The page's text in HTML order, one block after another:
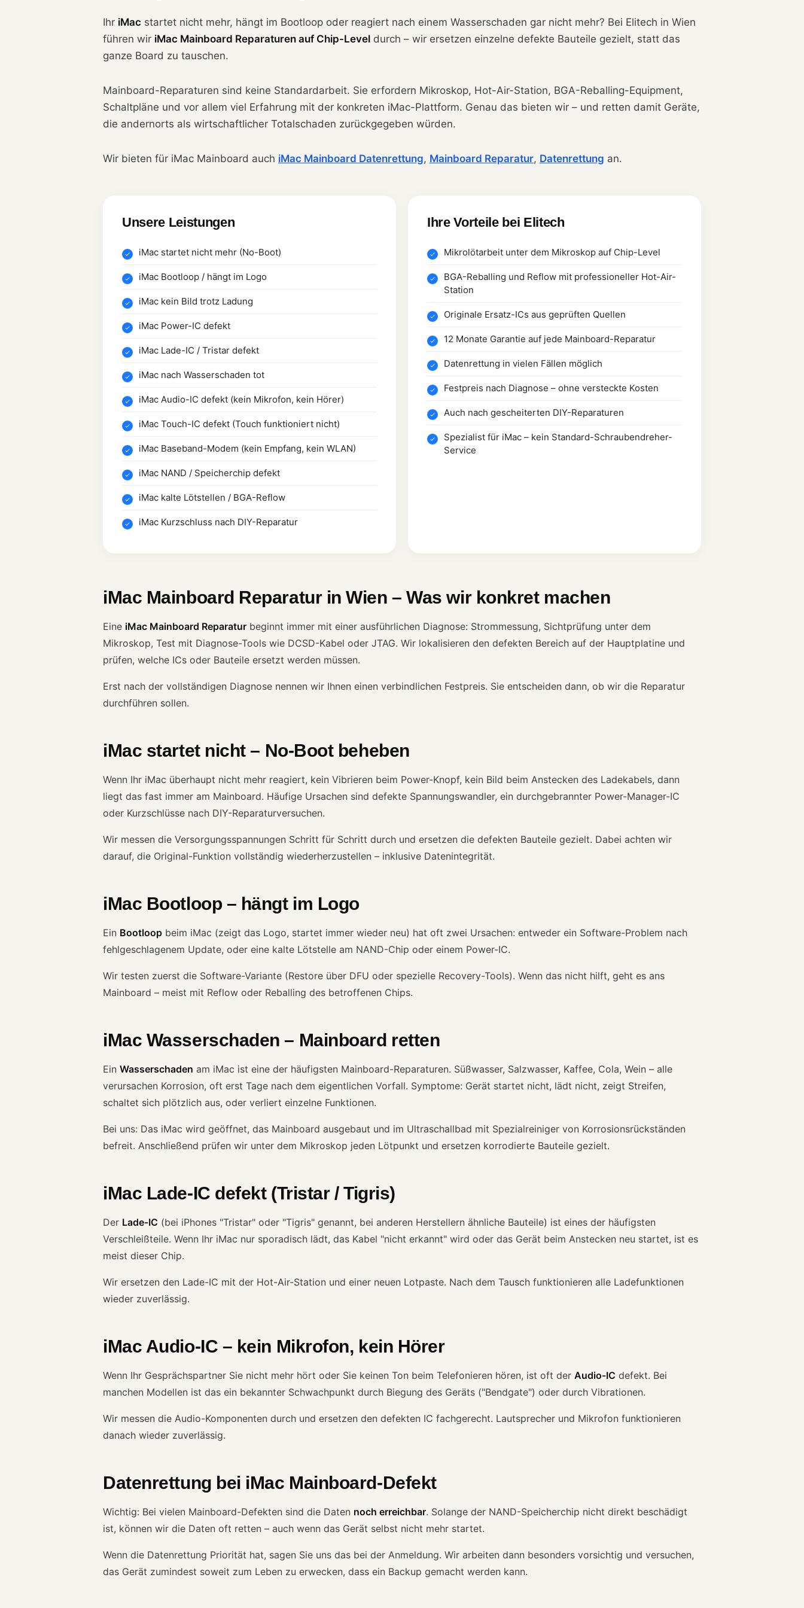
Ihr iMac startet nicht mehr, hängt im Bootloop oder reagiert nach einem Wasserschaden gar nicht mehr? Bei Elitech in Wien
führen wir iMac Mainboard Reparaturen auf Chip-Level durch – wir ersetzen einzelne defekte Bauteile gezielt, statt das
ganze Board zu tauschen.
Mainboard-Reparaturen sind keine Standardarbeit. Sie erfordern Mikroskop, Hot-Air-Station, BGA-Reballing-Equipment,
Schaltpläne und vor allem viel Erfahrung mit der konkreten iMac-Plattform. Genau das bieten wir – und retten damit Geräte,
die andernorts als wirtschaftlicher Totalschaden zurückgegeben würden.
Wir bieten für iMac Mainboard auch iMac Mainboard Datenrettung, Mainboard Reparatur, Datenrettung an.
Unsere Leistungen
iMac startet nicht mehr (No-Boot)
iMac Bootloop / hängt im Logo
iMac kein Bild trotz Ladung
iMac Power-IC defekt
iMac Lade-IC / Tristar defekt
iMac nach Wasserschaden tot
iMac Audio-IC defekt (kein Mikrofon, kein Hörer)
iMac Touch-IC defekt (Touch funktioniert nicht)
iMac Baseband-Modem (kein Empfang, kein WLAN)
iMac NAND / Speicherchip defekt
iMac kalte Lötstellen / BGA-Reflow
iMac Kurzschluss nach DIY-Reparatur
Ihre Vorteile bei Elitech
Mikrolötarbeit unter dem Mikroskop auf Chip-Level
BGA-Reballing und Reflow mit professioneller Hot-Air-
Station
Originale Ersatz-ICs aus geprüften Quellen
12 Monate Garantie auf jede Mainboard-Reparatur
Datenrettung in vielen Fällen möglich
Festpreis nach Diagnose – ohne versteckte Kosten
Auch nach gescheiterten DIY-Reparaturen
Spezialist für iMac – kein Standard-Schraubendreher-
Service
iMac Mainboard Reparatur in Wien – Was wir konkret machen
Eine iMac Mainboard Reparatur beginnt immer mit einer ausführlichen Diagnose: Strommessung, Sichtprüfung unter dem
Mikroskop, Test mit Diagnose-Tools wie DCSD-Kabel oder JTAG. Wir lokalisieren den defekten Bereich auf der Hauptplatine und
prüfen, welche ICs oder Bauteile ersetzt werden müssen.
Erst nach der vollständigen Diagnose nennen wir Ihnen einen verbindlichen Festpreis. Sie entscheiden dann, ob wir die Reparatur
durchführen sollen.
iMac startet nicht – No-Boot beheben
Wenn Ihr iMac überhaupt nicht mehr reagiert, kein Vibrieren beim Power-Knopf, kein Bild beim Anstecken des Ladekabels, dann
liegt das fast immer am Mainboard. Häufige Ursachen sind defekte Spannungswandler, ein durchgebrannter Power-Manager-IC
oder Kurzschlüsse nach DIY-Reparaturversuchen.
Wir messen die Versorgungsspannungen Schritt für Schritt durch und ersetzen die defekten Bauteile gezielt. Dabei achten wir
darauf, die Original-Funktion vollständig wiederherzustellen – inklusive Datenintegrität.
iMac Bootloop – hängt im Logo
Ein Bootloop beim iMac (zeigt das Logo, startet immer wieder neu) hat oft zwei Ursachen: entweder ein Software-Problem nach
fehlgeschlagenem Update, oder eine kalte Lötstelle am NAND-Chip oder einem Power-IC.
Wir testen zuerst die Software-Variante (Restore über DFU oder spezielle Recovery-Tools). Wenn das nicht hilft, geht es ans
Mainboard – meist mit Reflow oder Reballing des betroffenen Chips.
iMac Wasserschaden – Mainboard retten
Ein Wasserschaden am iMac ist eine der häufigsten Mainboard-Reparaturen. Süßwasser, Salzwasser, Kaffee, Cola, Wein – alle
verursachen Korrosion, oft erst Tage nach dem eigentlichen Vorfall. Symptome: Gerät startet nicht, lädt nicht, zeigt Streifen,
schaltet sich plötzlich aus, oder verliert einzelne Funktionen.
Bei uns: Das iMac wird geöffnet, das Mainboard ausgebaut und im Ultraschallbad mit Spezialreiniger von Korrosionsrückständen
befreit. Anschließend prüfen wir unter dem Mikroskop jeden Lötpunkt und ersetzen korrodierte Bauteile gezielt.
iMac Lade-IC defekt (Tristar / Tigris)
Der Lade-IC (bei iPhones "Tristar" oder "Tigris" genannt, bei anderen Herstellern ähnliche Bauteile) ist eines der häufigsten
Verschleißteile. Wenn Ihr iMac nur sporadisch lädt, das Kabel "nicht erkannt" wird oder das Gerät beim Anstecken neu startet, ist es
meist dieser Chip.
Wir ersetzen den Lade-IC mit der Hot-Air-Station und einer neuen Lotpaste. Nach dem Tausch funktionieren alle Ladefunktionen
wieder zuverlässig.
iMac Audio-IC – kein Mikrofon, kein Hörer
Wenn Ihr Gesprächspartner Sie nicht mehr hört oder Sie keinen Ton beim Telefonieren hören, ist oft der Audio-IC defekt. Bei
manchen Modellen ist das ein bekannter Schwachpunkt durch Biegung des Geräts ("Bendgate") oder durch Vibrationen.
Wir messen die Audio-Komponenten durch und ersetzen den defekten IC fachgerecht. Lautsprecher und Mikrofon funktionieren
danach wieder zuverlässig.
Datenrettung bei iMac Mainboard-Defekt
Wichtig: Bei vielen Mainboard-Defekten sind die Daten noch erreichbar. Solange der NAND-Speicherchip nicht direkt beschädigt
ist, können wir die Daten oft retten – auch wenn das Gerät selbst nicht mehr startet.
Wenn die Datenrettung Priorität hat, sagen Sie uns das bei der Anmeldung. Wir arbeiten dann besonders vorsichtig und versuchen,
das Gerät zumindest soweit zum Leben zu erwecken, dass ein Backup gemacht werden kann.